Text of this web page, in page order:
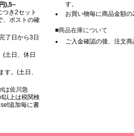
),5~
き2セット
、ポストの確
了日から3日
(土日、休日
す。(土日、
は佐川急
以上は税関検
追加毎に書
す。
お買い物毎に商品金額の
■商品在庫について
ご入金確認の後、注文